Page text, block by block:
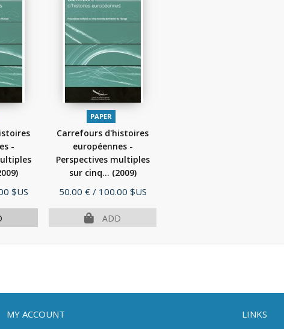
-
$US
PAPER
Carrefours d'histoires
européennes -
Perspectives multiples
sur cinq... (2009)
Price
50.00 € / 100.00 $US
ADD
MY ACCOUNT LINKS